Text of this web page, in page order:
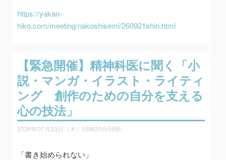
https://yakan-
hiko.com/meeting/nakoshisemi/260921shin.html
【緊急開催】精神科医に聞く「小
説・マンガ・イラスト・ライティ
ング 創作のための自分を支える
心の技法」
2026年07月23日（木）05時20分58秒
「書き始められない」